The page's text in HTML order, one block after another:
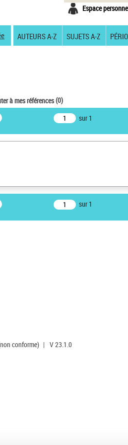
Espace
AUTEURS A-Z SUJETS A-Z
à mes références(0)
sur 1
sur 1
conforme) | V 23.1.0